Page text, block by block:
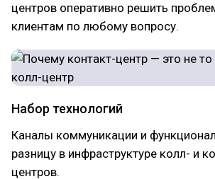
центров оперативно решить
клиентам по любому вопросу.
Набор технологий
Каналы коммуникации и
разницу в инфраструктуре колл- и
центров.